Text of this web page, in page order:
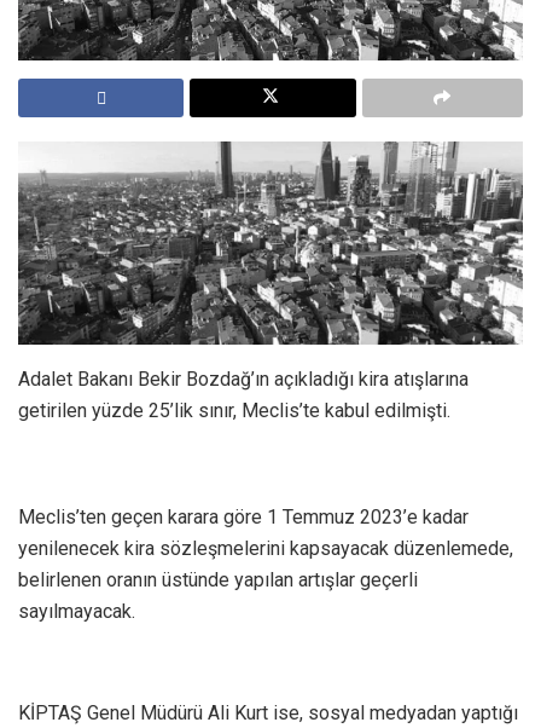
Adalet Bakanı Bekir Bozdağ’ın açıkladığı kira atışlarına
getirilen yüzde 25’lik sınır, Meclis’te kabul edilmişti.
Meclis’ten geçen karara göre 1 Temmuz 2023’e kadar
yenilenecek kira sözleşmelerini kapsayacak düzenlemede,
belirlenen oranın üstünde yapılan artışlar geçerli
sayılmayacak.
KİPTAŞ Genel Müdürü Ali Kurt ise, sosyal medyadan yaptığı